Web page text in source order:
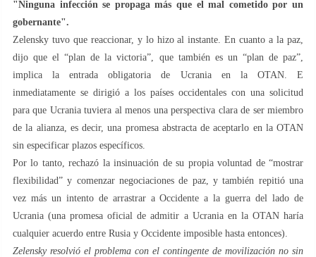
"Ninguna infección se propaga más que el mal cometido por un
gobernante".
Zelensky tuvo que reaccionar, y lo hizo al instante. En cuanto a la paz,
dijo que el “plan de la victoria”, que también es un “plan de paz”,
implica la entrada obligatoria de Ucrania en la OTAN. E
inmediatamente se dirigió a los países occidentales con una solicitud
para que Ucrania tuviera al menos una perspectiva clara de ser miembro
de la alianza, es decir, una promesa abstracta de aceptarlo en la OTAN
sin especificar plazos específicos.
Por lo tanto, rechazó la insinuación de su propia voluntad de “mostrar
flexibilidad” y comenzar negociaciones de paz, y también repitió una
vez más un intento de arrastrar a Occidente a la guerra del lado de
Ucrania (una promesa oficial de admitir a Ucrania en la OTAN haría
cualquier acuerdo entre Rusia y Occidente imposible hasta entonces).
Zelensky resolvió el problema con el contingente de movilización no sin